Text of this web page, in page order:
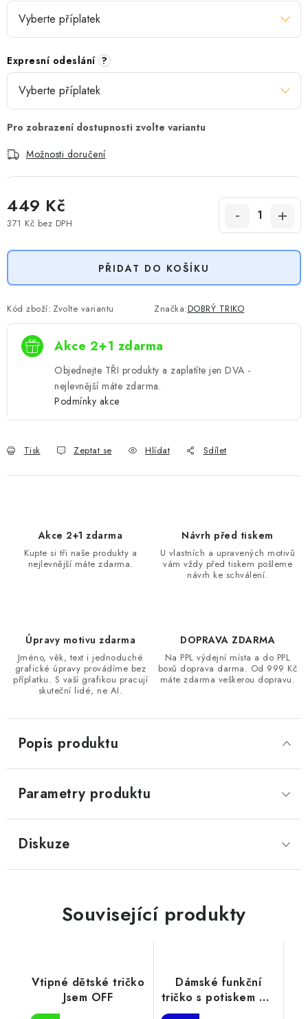
Expresní odeslání ?
Možnosti doručení
449 Kč
371 Kč bez DPH
PŘIDAT DO KOŠÍKU
Kód zboží: Zvolte variantu Značka:DOBRÝ TRIKO
Akce 2+1 zdarma
Objednejte TŘI produkty a zaplatíte jen DVA -
nejlevnější máte zdarma.
Podmínky akce
Tisk Zeptat se Hlídat Sdílet
Akce 2+1 zdarma
Kupte si tři naše produkty a
nejlevnější máte zdarma.
Návrh před tiskem
U vlastních a upravených motivů
vám vždy před tiskem pošleme
návrh ke schválení.
Úpravy motivu zdarma
Jméno, věk, text i jednoduché
grafické úpravy provádíme bez
příplatku. S vaší grafikou pracují
skuteční lidé, ne AI.
DOPRAVA ZDARMA
Na PPL výdejní místa a do PPL
boxů doprava darma. Od 999 Kč
máte zdarma veškerou dopravu.
Popis produktu
Parametry produktu
Diskuze
Související produkty
Vtipné dětské tričko
Jsem OFF
Dámské funkční
tričko s potiskem Má
práce UČITELKA